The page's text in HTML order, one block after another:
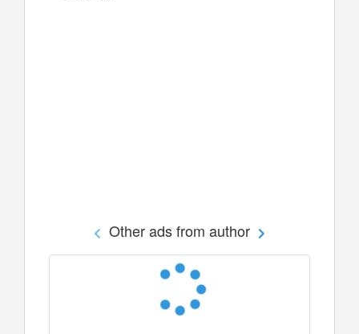
Other ads from author